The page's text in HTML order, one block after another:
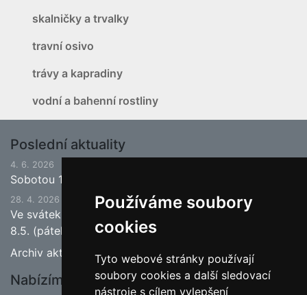
Používáme soubory
cookies
Tyto webové stránky používají
soubory cookies a další sledovací
nástroje s cílem vylepšení
skalničky a trvalky
travní osivo
trávy a kapradiny
vodní a bahenní rostliny
Poslední aktuality
4. 6. 2026
Sobotou 13.6.2026 bude ukončena jarní sezona.
28. 4. 2026
Ve svátek 1.5. (pátek) bude naše prodejna zavřena a
8.5. (pátek) bude otevřeno.
Archiv aktualit
Nabízíme